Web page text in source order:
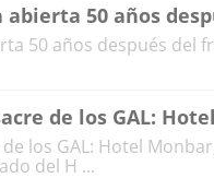
50 años
50 años después del
de los GAL:
los GAL: Hotel
del H ...